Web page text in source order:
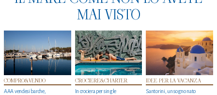
MAI VISTO
COMPRO&VENDO
AAA vendesi barche,
CROCIERE&CHARTER
In crociera per single
IDEE PER LA VACANZA
Santorini, un sogno nato